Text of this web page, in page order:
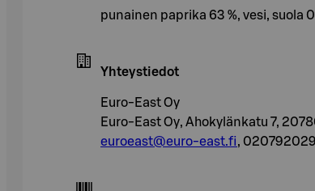
punainen paprika 63 %, vesi, suola
Yhteystiedot
Euro-East Oy
Euro-East Oy, Ahokylänkatu 7,
euroeast@euro-east.fi,